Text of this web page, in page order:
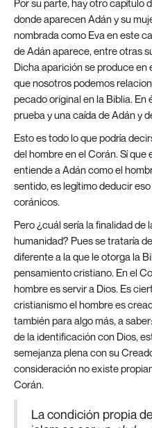
Por su parte, hay otro capítulo
donde aparecen Adán y su
nombrada como Eva en este
de Adán aparece, entre otras
Dicha aparición se produce
que nosotros podemos
pecado original en la Biblia. En
prueba y una caída de Adán y
Esto es todo lo que podría
del hombre en el Corán. Sí que
entiende a Adán como el
sentido, es legítimo deducir
coránicos.
Pero ¿cuál sería la finalidad de
humanidad? Pues se trataría
diferente a la que le otorga la
pensamiento cristiano. En el
hombre es servir a Dios. Es
cristianismo el hombre es
también para algo más, a
de la identificación con Dios,
semejanza plena con su
consideración no existe
Corán.
La condición propia